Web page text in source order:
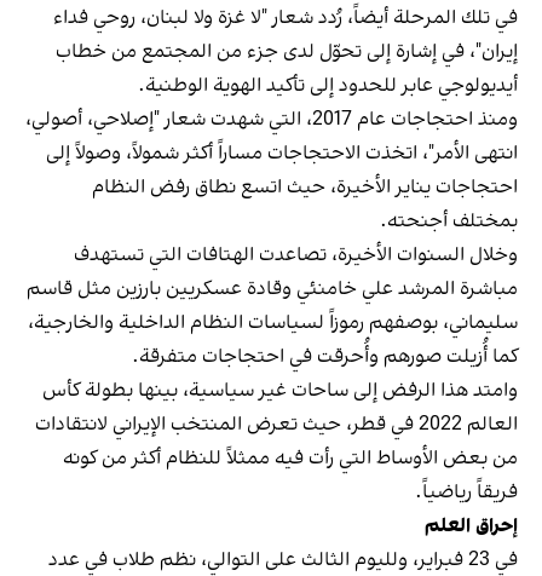
في تلك المرحلة أيضاً، رُدد شعار "لا غزة ولا لبنان، روحي فداء
إيران"، في إشارة إلى تحوّل لدى جزء من المجتمع من خطاب
أيديولوجي عابر للحدود إلى تأكيد الهوية الوطنية.
ومنذ احتجاجات عام 2017، التي شهدت شعار "إصلاحي، أصولي،
انتهى الأمر"، اتخذت الاحتجاجات مساراً أكثر شمولاً، وصولاً إلى
احتجاجات يناير الأخيرة، حيث اتسع نطاق رفض النظام
بمختلف أجنحته.
وخلال السنوات الأخيرة، تصاعدت الهتافات التي تستهدف
مباشرة المرشد علي خامنئي وقادة عسكريين بارزين مثل قاسم
سليماني، بوصفهم رموزاً لسياسات النظام الداخلية والخارجية،
كما أُزيلت صورهم وأُحرقت في احتجاجات متفرقة.
وامتد هذا الرفض إلى ساحات غير سياسية، بينها بطولة كأس
العالم 2022 في قطر، حيث تعرض المنتخب الإيراني لانتقادات
من بعض الأوساط التي رأت فيه ممثلاً للنظام أكثر من كونه
فريقاً رياضياً.
إحراق العلم
في 23 فبراير، ولليوم الثالث على التوالي، نظم طلاب في عدد